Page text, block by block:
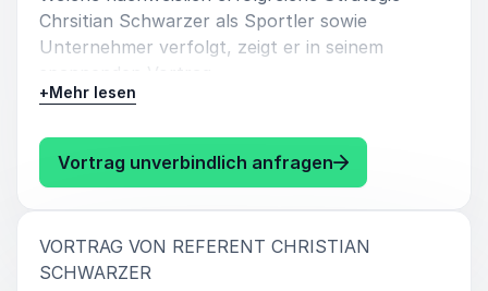
Chrsitian Schwarzer als Sportler sowie
Unternehmer verfolgt, zeigt er in seinem
spannenden Vortrag.
+Mehr lesen
Vortrag unverbindlich anfragen: Christian
VORTRAG VON REFERENT CHRISTIAN
SCHWARZER